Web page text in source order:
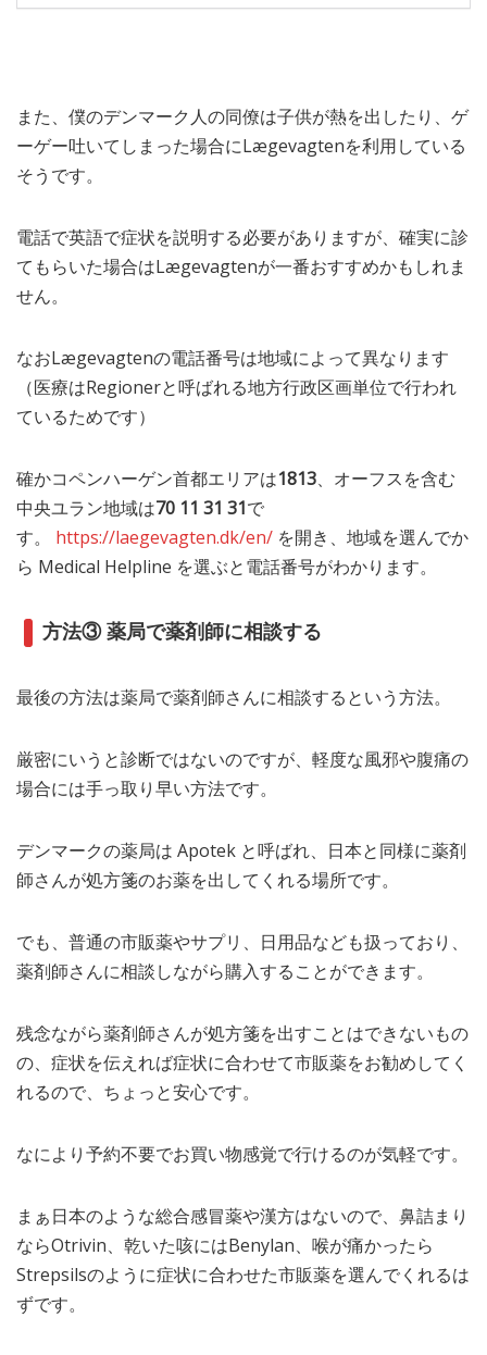
また、僕のデンマーク人の同僚は子供が熱を出したり、ゲ
ーゲー吐いてしまった場合にLægevagtenを利用している
そうです。
電話で英語で症状を説明する必要がありますが、確実に診
てもらいた場合はLægevagtenが一番おすすめかもしれま
せん。
なおLægevagtenの電話番号は地域によって異なります
（医療はRegionerと呼ばれる地方行政区画単位で行われ
ているためです）
確かコペンハーゲン首都エリアは1813、オーフスを含む
中央ユラン地域は70 11 31 31で
す。 https://laegevagten.dk/en/ を開き、地域を選んでか
ら Medical Helpline を選ぶと電話番号がわかります。
方法③ 薬局で薬剤師に相談する
最後の方法は薬局で薬剤師さんに相談するという方法。
厳密にいうと診断ではないのですが、軽度な風邪や腹痛の
場合には手っ取り早い方法です。
デンマークの薬局は Apotek と呼ばれ、日本と同様に薬剤
師さんが処方箋のお薬を出してくれる場所です。
でも、普通の市販薬やサプリ、日用品なども扱っており、
薬剤師さんに相談しながら購入することができます。
残念ながら薬剤師さんが処方箋を出すことはできないもの
の、症状を伝えれば症状に合わせて市販薬をお勧めしてく
れるので、ちょっと安心です。
なにより予約不要でお買い物感覚で行けるのが気軽です。
まぁ日本のような総合感冒薬や漢方はないので、鼻詰まり
ならOtrivin、乾いた咳にはBenylan、喉が痛かったら
Strepsilsのように症状に合わせた市販薬を選んでくれるは
ずです。